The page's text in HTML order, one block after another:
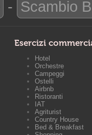
- Scambio
Esercizi
Hotel
Orchestre
Campeggi
Ostelli
Airbnb
Ristoranti
IAT
Agriturist
Country House
Bed & Breakfast